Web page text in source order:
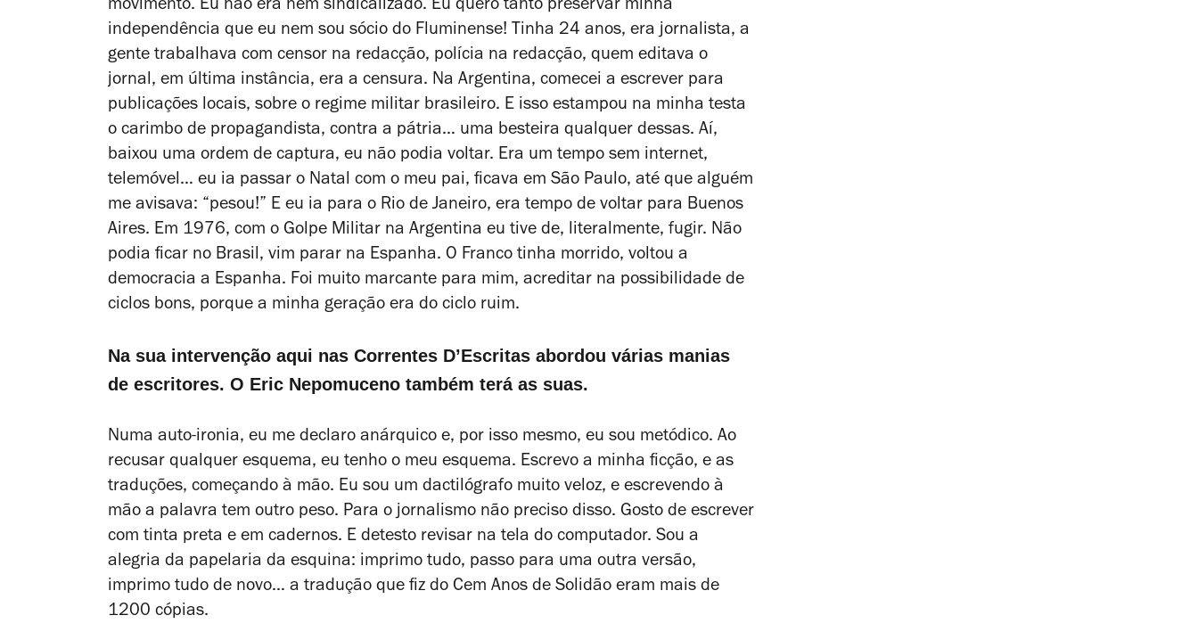
movimento. Eu não era nem sindicalizado. Eu quero tanto preservar minha
independência que eu nem sou sócio do Fluminense! Tinha 24 anos, era jornalista, a
gente trabalhava com censor na redacção, polícia na redacção, quem editava o
jornal, em última instância, era a censura. Na Argentina, comecei a escrever para
publicações locais, sobre o regime militar brasileiro. E isso estampou na minha testa
o carimbo de propagandista, contra a pátria… uma besteira qualquer dessas. Aí,
baixou uma ordem de captura, eu não podia voltar. Era um tempo sem internet,
telemóvel… eu ia passar o Natal com o meu pai, ficava em São Paulo, até que alguém
me avisava: “pesou!” E eu ia para o Rio de Janeiro, era tempo de voltar para Buenos
Aires. Em 1976, com o Golpe Militar na Argentina eu tive de, literalmente, fugir. Não
podia ficar no Brasil, vim parar na Espanha. O Franco tinha morrido, voltou a
democracia a Espanha. Foi muito marcante para mim, acreditar na possibilidade de
ciclos bons, porque a minha geração era do ciclo ruim.
Na sua intervenção aqui nas Correntes D’Escritas abordou várias manias
de escritores. O Eric Nepomuceno também terá as suas.
Numa auto-ironia, eu me declaro anárquico e, por isso mesmo, eu sou metódico. Ao
recusar qualquer esquema, eu tenho o meu esquema. Escrevo a minha ficção, e as
traduções, começando à mão. Eu sou um dactilógrafo muito veloz, e escrevendo à
mão a palavra tem outro peso. Para o jornalismo não preciso disso. Gosto de escrever
com tinta preta e em cadernos. E detesto revisar na tela do computador. Sou a
alegria da papelaria da esquina: imprimo tudo, passo para uma outra versão,
imprimo tudo de novo… a tradução que fiz do Cem Anos de Solidão eram mais de
1200 cópias.